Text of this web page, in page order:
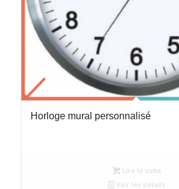
Horloge mural personnalisé
Lire la suite
Voir les détails